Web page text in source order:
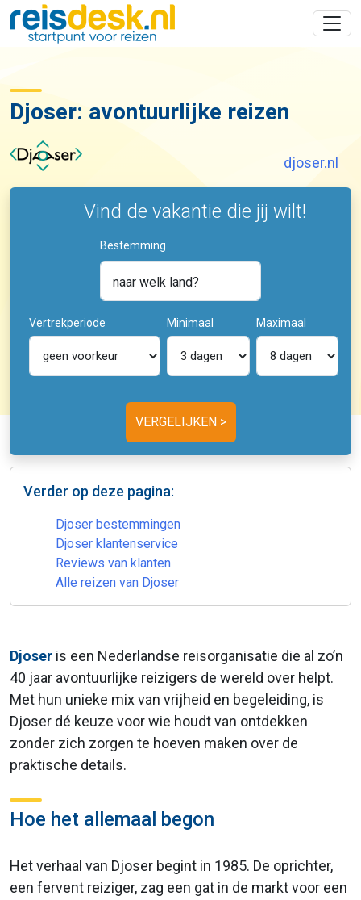
Djoser: avontuurlijke reizen
djoser.nl
Vind de vakantie die jij wilt!
Bestemming
naar welk land?
Vertrekperiode Minimaal Maximaal
Verder op deze pagina:
Djoser bestemmingen
Djoser klantenservice
Reviews van klanten
Alle reizen van Djoser
Djoser is een Nederlandse reisorganisatie die al zo’n
40 jaar avontuurlijke reizigers de wereld over helpt.
Met hun unieke mix van vrijheid en begeleiding, is
Djoser dé keuze voor wie houdt van ontdekken
zonder zich zorgen te hoeven maken over de
praktische details.
Hoe het allemaal begon
Het verhaal van Djoser begint in 1985. De oprichter,
een fervent reiziger, zag een gat in de markt voor een